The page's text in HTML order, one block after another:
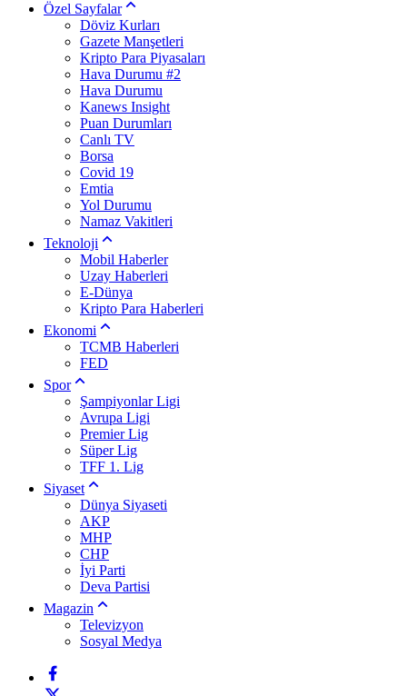
Özel Sayfalar
Döviz Kurları
Gazete Manşetleri
Kripto Para Piyasaları
Hava Durumu #2
Hava Durumu
Kanews Insight
Puan Durumları
Canlı TV
Borsa
Covid 19
Emtia
Yol Durumu
Namaz Vakitleri
Teknoloji
Mobil Haberler
Uzay Haberleri
E-Dünya
Kripto Para Haberleri
Ekonomi
TCMB Haberleri
FED
Spor
Şampiyonlar Ligi
Avrupa Ligi
Premier Lig
Süper Lig
TFF 1. Lig
Siyaset
Dünya Siyaseti
AKP
MHP
CHP
İyi Parti
Deva Partisi
Magazin
Televizyon
Sosyal Medya